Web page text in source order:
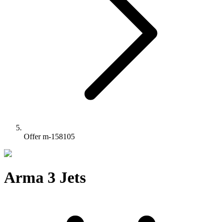
Offer m-158105
Arma 3 Jets